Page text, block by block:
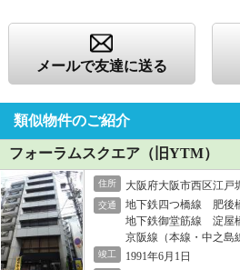
メールで友達に送る
類似物件のご紹介
フォーラムスクエア（旧YTM）
住所 大阪府大阪市西区江戸
交通
地下鉄四つ橋線 肥後
地下鉄御堂筋線 淀屋
京阪線（本線・中之
竣工 1991年6月1日